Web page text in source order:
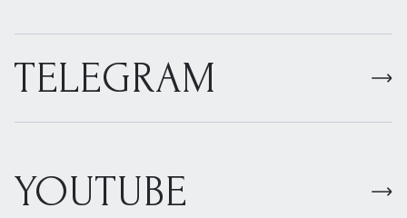
TELEGRAM
YOUTUBE